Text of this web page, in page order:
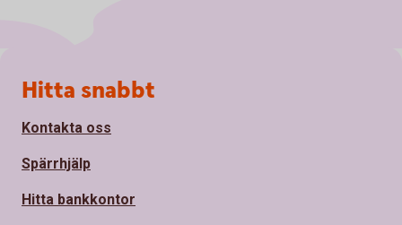
Sidfot
Hitta snabbt
Kontakta oss
Spärrhjälp
Hitta bankkontor